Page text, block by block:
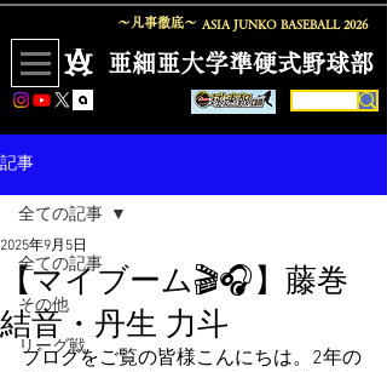
〜凡事徹底〜 ASIA JUNKO BASEBALL 2026
​亜細亜大学準硬式野球部
記事
全ての記事
その他
リーグ戦
全ての記事
【マイブーム🎬🎧】藤巻
結音・丹生 力斗
2025年9月5日
ブログをご覧の皆様こんにちは。2年の